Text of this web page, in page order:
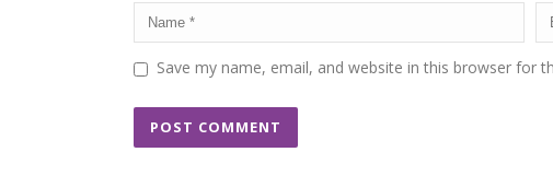
Save my name, email, and website in this browser for